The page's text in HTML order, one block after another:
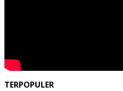
TERPOPULER